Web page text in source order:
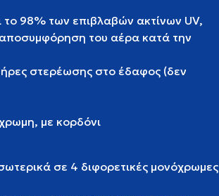
98% των επιβλαβών ακτίνων UV,
αποσυμφόρηση του αέρα κατά την
στερέωσης στο έδαφος (δεν
με κορδόνι
σε 4 διφορετικές μονόχρωμες